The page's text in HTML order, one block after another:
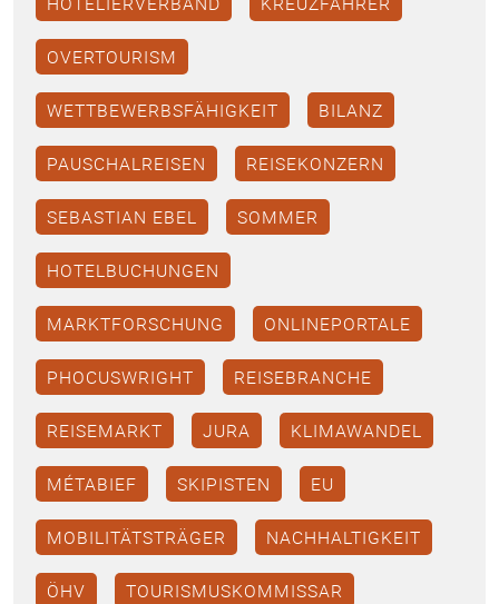
OVERTOURISM
WETTBEWERBSFÄHIGKEIT BILANZ
PAUSCHALREISEN REISEKONZERN
SEBASTIAN EBEL SOMMER
HOTELBUCHUNGEN
MARKTFORSCHUNG ONLINEPORTALE
PHOCUSWRIGHT REISEBRANCHE
REISEMARKT JURA KLIMAWANDEL
MÉTABIEF SKIPISTEN EU
MOBILITÄTSTRÄGER NACHHALTIGKEIT
ÖHV TOURISMUSKOMMISSAR